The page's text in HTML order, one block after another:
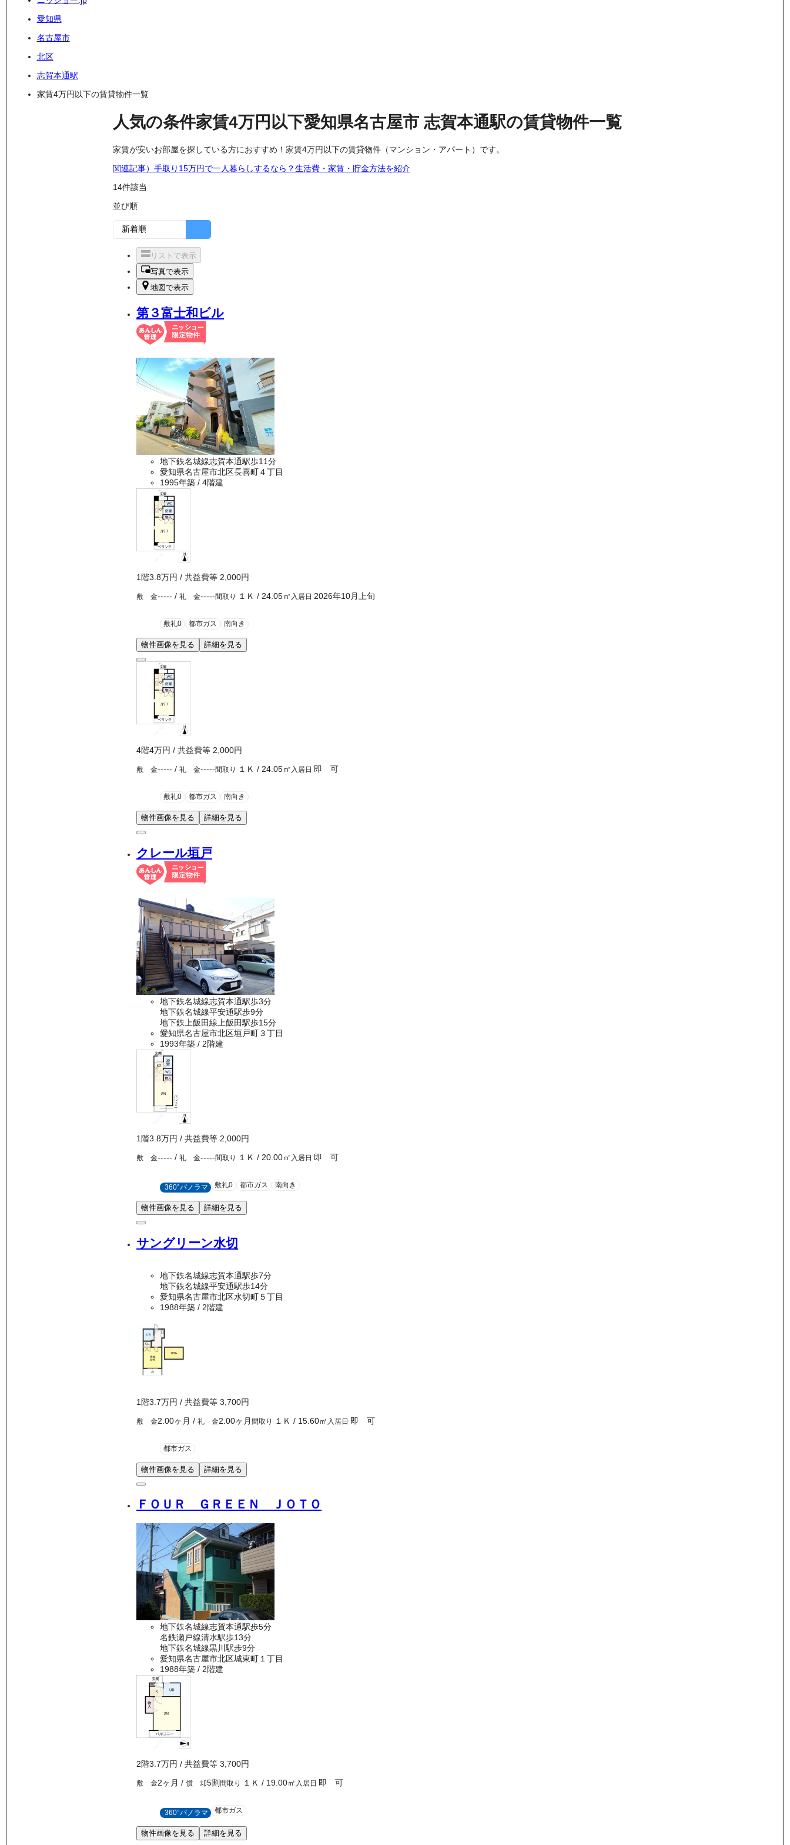
愛知県
名古屋市
北区
志賀本通駅
家賃4万円以下の賃貸物件一覧
人気の条件家賃4万円以下愛知県名古屋市 志賀本通駅の賃貸物件一覧
家賃が安いお部屋を探している方におすすめ！家賃4万円以下の賃貸物件（マンション・アパート）です。
関連記事）手取り15万円で一人暮らしするなら？生活費・家賃・貯金方法を紹介
14件該当
並び順
リストで表示
写真で表示
地図で表示
第３富士和ビル
地下鉄名城線志賀本通駅歩11分
愛知県名古屋市北区長喜町４丁目
1995年築 / 4階建
1階3.8万円 / 共益費等 2,000円
敷 金----- / 礼 金-----間取り １Ｋ / 24.05㎡ 入居日 2026年10月上旬
敷礼0 都市ガス 南向き
物件画像を見る 詳細を見る
4階4万円 / 共益費等 2,000円
敷 金----- / 礼 金-----間取り １Ｋ / 24.05㎡ 入居日 即 可
敷礼0 都市ガス 南向き
物件画像を見る 詳細を見る
クレール垣戸
地下鉄名城線志賀本通駅歩3分
地下鉄名城線平安通駅歩9分
地下鉄上飯田線上飯田駅歩15分
愛知県名古屋市北区垣戸町３丁目
1993年築 / 2階建
1階3.8万円 / 共益費等 2,000円
敷 金----- / 礼 金-----間取り １Ｋ / 20.00㎡ 入居日 即 可
360°パノラマ 敷礼0 都市ガス 南向き
物件画像を見る 詳細を見る
サングリーン水切
地下鉄名城線志賀本通駅歩7分
地下鉄名城線平安通駅歩14分
愛知県名古屋市北区水切町５丁目
1988年築 / 2階建
1 階3.7万円 / 共益費等 3,700円
敷 金2.00ヶ月 / 礼 金2.00ヶ月 間取り １Ｋ / 15.60㎡ 入居日 即 可
都市ガス
物件画像を見る 詳細を見る
ＦＯＵＲ ＧＲＥＥＮ ＪＯＴＯ
地下鉄名城線志賀本通駅歩5分
名鉄瀬戸線清水駅歩13分
地下鉄名城線黒川駅歩9分
愛知県名古屋市北区城東町１丁目
1988年築 / 2階建
2階3.7万円 / 共益費等 3,700円
敷 金2ヶ月 / 償 却5割 間取り １Ｋ / 19.00㎡ 入居日 即 可
360°パノラマ 都市ガス
物件画像を見る 詳細を見る